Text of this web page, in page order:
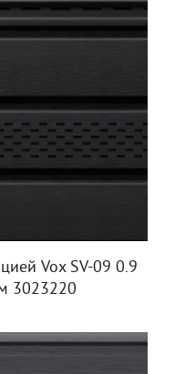
Vox SV-09 0.9
3023220